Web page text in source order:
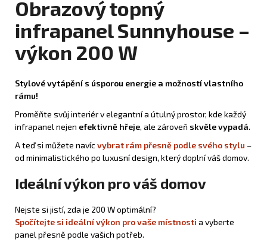
Obrazový topný
infrapanel Sunnyhouse –
výkon 200 W
Stylové vytápění s úsporou energie a možností vlastního
rámu!
Proměňte svůj interiér v elegantní a útulný prostor, kde každý
infrapanel nejen efektivně hřeje, ale zároveň skvěle vypadá.
A teď si můžete navícvybrat rám přesně podle svého stylu –
od minimalistického po luxusní design, který doplní váš domov.
Ideální výkon pro váš domov
Nejste si jistí, zda je 200 W optimální?
Spočítejte si ideální výkon pro vaše místnosti a vyberte
panel přesně podle vašich potřeb.